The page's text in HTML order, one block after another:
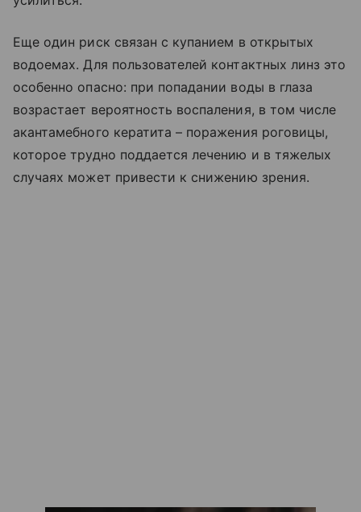
Еще один риск связан с купанием в открытых
водоемах. Для пользователей контактных линз это
особенно опасно: при попадании воды в глаза
возрастает вероятность воспаления, в том числе
акантамебного кератита – поражения роговицы,
которое трудно поддается лечению и в тяжелых
случаях может привести к снижению зрения.